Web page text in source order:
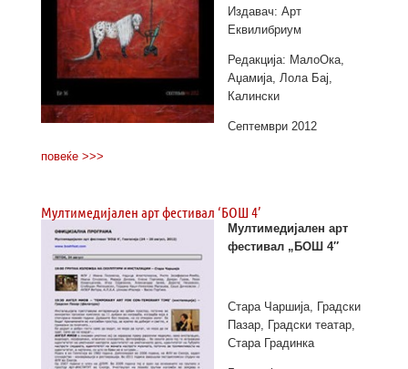
Издавач: Арт
Еквилибриум
Редакција: МалоОка,
Аџамија, Лола Бај,
Калински
Септември 2012
повеќе >>>
Мултимедијален арт фестивал ‘БОШ 4’
Мултимедијален арт
фестивал „БОШ 4″
Стара Чаршија, Градски
Пазар, Градски театар,
Стара Градинка